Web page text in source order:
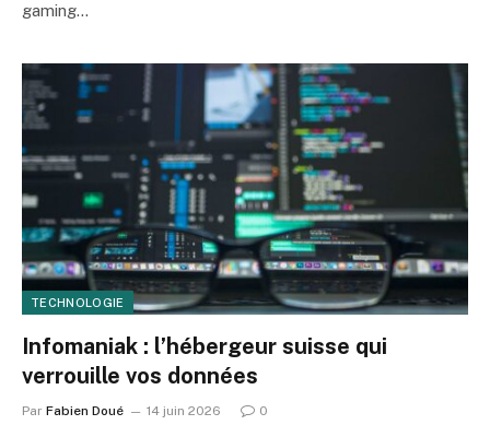
gaming…
TECHNOLOGIE
Infomaniak : l’hébergeur suisse qui
verrouille vos données
Par Fabien Doué 14 juin 2026 0